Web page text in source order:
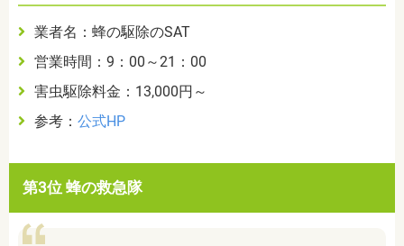
業者名：蜂の駆除のSAT
営業時間：9：00～21：00
害虫駆除料金：13,000円～
参考： 公式HP
第3位 蜂の救急隊